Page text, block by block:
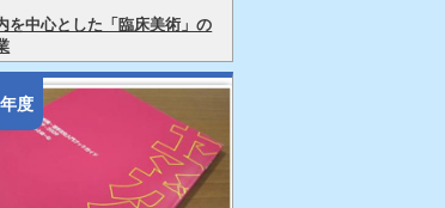
を中心とした「臨床美術」の
度